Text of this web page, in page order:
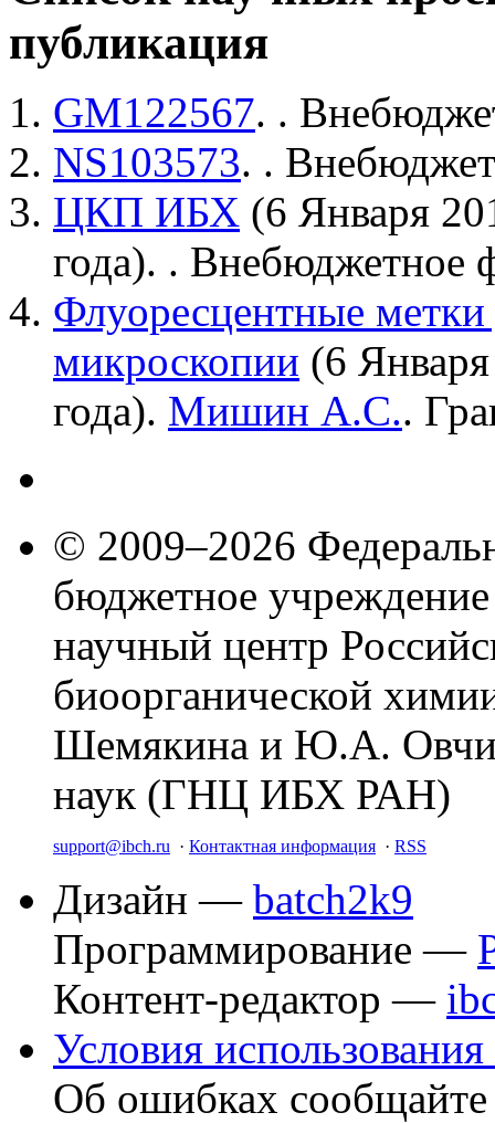
публикация
GM122567. .
NS103573. .
ЦКП ИБХ (6 Января
года). . Внебюджетное
Флуоресцентные
микроскопии (6
года). Мишин А.С..
© 2009–2026
бюджетное
научный центр
биоорганической
Шемякина и Ю.А.
наук (ГНЦ ИБХ РАН)
support@ibch.ru · Контактная информация · RSS
Дизайн — batch2k9
Программирование —
Контент-редактор —
Условия использования
Об ошибках